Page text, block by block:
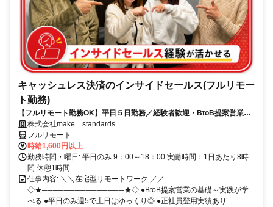
キャッシュレス決済のインサイドセールス(フルリモー
ト勤務)
【フルリモート勤務OK】平日５日勤務／経験者歓迎・BtoB提案営業で
スキルアップ
株式会社make standards
フルリモート
時給1,600円以上
勤務時間・曜日: 平日のみ 9：00～18：00 実働時間：1日あたり8時
間 休憩1時間
仕事内容: ＼＼在宅型リモートワーク ／／
◇★───────────────★◇ ●BtoB提案営業の基礎～実践が学
べる ●平日のみ週5で土日はゆっくり◎ ●正社員登用実績あり